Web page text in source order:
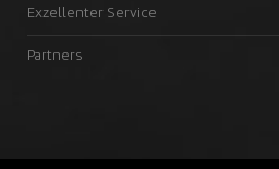
Exzellenter Service
Partners